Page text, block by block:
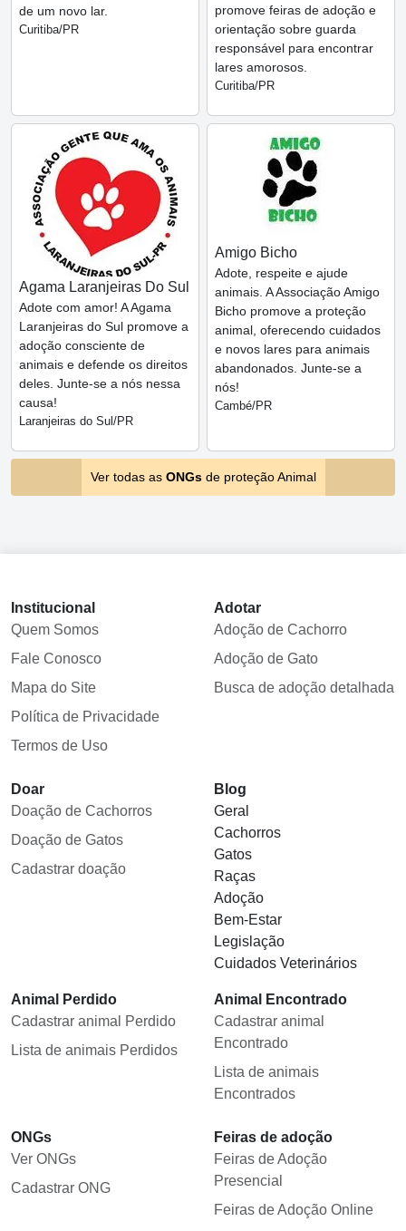
de um novo lar.
Curitiba/PR
promove feiras de adoção e
orientação sobre guarda
responsável para encontrar
lares amorosos.
Curitiba/PR
Agama Laranjeiras Do Sul
Adote com amor! A Agama
Laranjeiras do Sul promove a
adoção consciente de
animais e defende os direitos
deles. Junte-se a nós nessa
causa!
Laranjeiras do Sul/PR
Amigo Bicho
Adote, respeite e ajude
animais. A Associação Amigo
Bicho promove a proteção
animal, oferecendo cuidados
e novos lares para animais
abandonados. Junte-se a
nós!
Cambé/PR
Ver todas as ONGsde proteção Animal
Institucional
Quem Somos
Fale Conosco
Mapa do Site
Política de Privacidade
Termos de Uso
Adotar
Adoção de Cachorro
Adoção de Gato
Busca de adoção detalhada
Doar
Doação de Cachorros
Doação de Gatos
Cadastrar doação
Blog
Geral
Cachorros
Gatos
Raças
Adoção
Bem-Estar
Legislação
Cuidados Veterinários
Animal Perdido
Cadastrar animal Perdido
Lista de animais Perdidos
Animal Encontrado
Cadastrar animal
Encontrado
Lista de animais
Encontrados
ONGs
Ver ONGs
Cadastrar ONG
Feiras de adoção
Feiras de Adoção
Presencial
Feiras de Adoção Online